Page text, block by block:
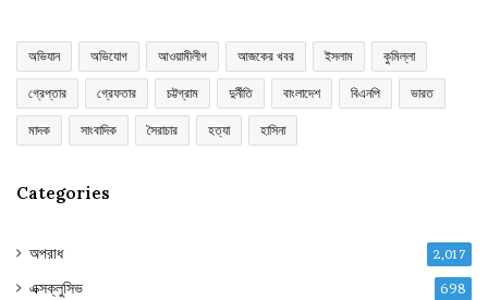
অভিযান অভিযোগ আওয়ামীলীগ আজকের খবর ইসলাম কুমিল্লা
গ্রেপ্তার গ্রেফতার চট্টগ্রাম দুর্নীতি বাংলাদেশ বিএনপি ভারত
মাদক সাংবাদিক সৈরাচার হত্যা হাসিনা
Categories
অপরাধ 2,017
এক্সক্লুসিভ 698